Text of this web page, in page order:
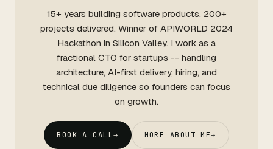
15+ years building software products. 200+
projects delivered. Winner of APIWORLD 2024
Hackathon in Silicon Valley. I work as a
fractional CTO for startups -- handling
architecture, AI-first delivery, hiring, and
technical due diligence so founders can focus
on growth.
BOOK A CALL→ MORE ABOUT ME→